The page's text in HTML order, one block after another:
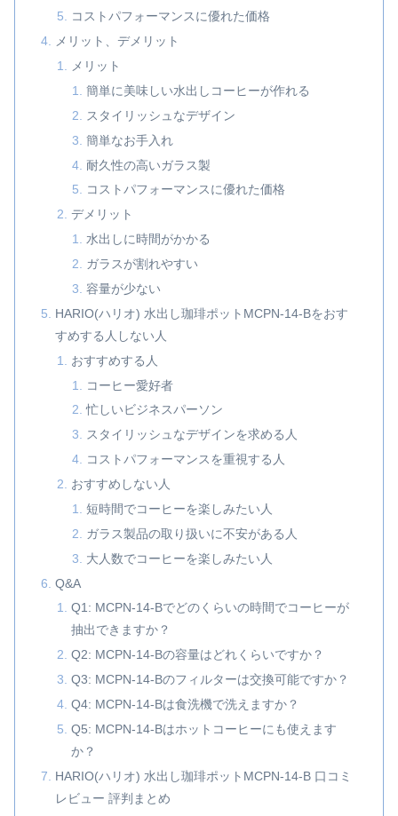
コストパフォーマンスに優れた価格
メリット、デメリット
メリット
簡単に美味しい水出しコーヒーが作れる
スタイリッシュなデザイン
簡単なお手入れ
耐久性の高いガラス製
コストパフォーマンスに優れた価格
デメリット
水出しに時間がかかる
ガラスが割れやすい
容量が少ない
HARIO(ハリオ) 水出し珈琲ポットMCPN-14-Bをおす
すめする人しない人
おすすめする人
コーヒー愛好者
忙しいビジネスパーソン
スタイリッシュなデザインを求める人
コストパフォーマンスを重視する人
おすすめしない人
短時間でコーヒーを楽しみたい人
ガラス製品の取り扱いに不安がある人
大人数でコーヒーを楽しみたい人
Q&A
Q1: MCPN-14-Bでどのくらいの時間でコーヒーが
抽出できますか？
Q2: MCPN-14-Bの容量はどれくらいですか？
Q3: MCPN-14-Bのフィルターは交換可能ですか？
Q4: MCPN-14-Bは食洗機で洗えますか？
Q5: MCPN-14-Bはホットコーヒーにも使えます
か？
HARIO(ハリオ) 水出し珈琲ポットMCPN-14-B 口コミ
レビュー 評判まとめ